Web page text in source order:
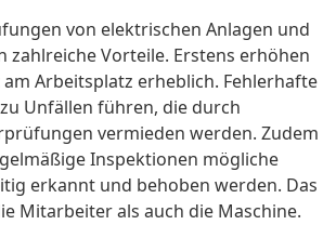
von elektrischen Anlagen und
zahlreiche Vorteile. Erstens erhöhen
Arbeitsplatz erheblich. Fehlerhafte
Unfällen führen, die durch
vermieden werden. Zudem
Inspektionen mögliche
erkannt und behoben werden. Das
Mitarbeiter als auch die Maschine.